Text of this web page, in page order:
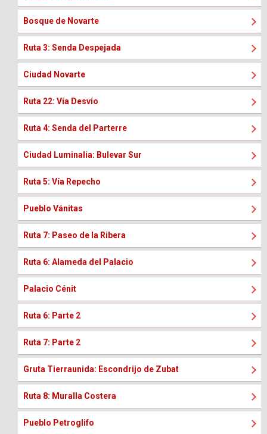
Bosque de Novarte
Ruta 3: Senda Despejada
Ciudad Novarte
Ruta 22: Vía Desvío
Ruta 4: Senda del Parterre
Ciudad Luminalia: Bulevar Sur
Ruta 5: Vía Repecho
Pueblo Vánitas
Ruta 7: Paseo de la Ribera
Ruta 6: Alameda del Palacio
Palacio Cénit
Ruta 6: Parte 2
Ruta 7: Parte 2
Gruta Tierraunida: Escondrijo de Zubat
Ruta 8: Muralla Costera
Pueblo Petroglifo